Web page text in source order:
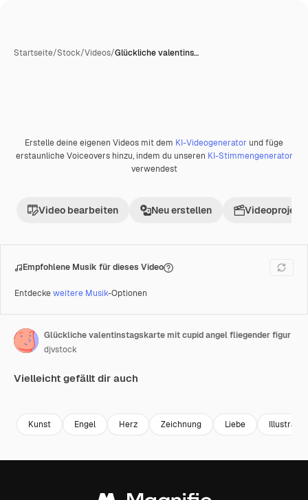
Startseite/Stock/Videos/Glückliche valentins…
Premium
Erstelle deine eigenen Videos mit dem KI-Videogenerator und füge
erstaunliche Voiceovers hinzu, indem du unseren KI-Stimmengenerator
verwendest
Video bearbeiten Neu erstellen Videoprojekt
Empfohlene Musik für dieses Video
Entdeckeweitere Musik-Optionen
Glückliche valentinstagskarte mit cupid angel fliegender figur
djvstock
Vielleicht gefällt dir auch
Kunst Engel Herz Zeichnung Liebe